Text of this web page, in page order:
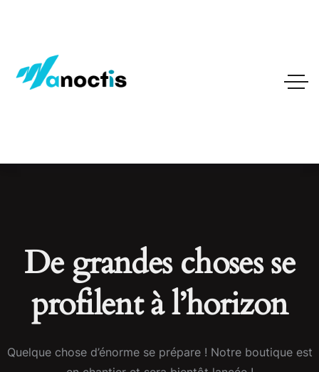
De grandes choses se
profilent à l’horizon
Quelque chose d’énorme se prépare ! Notre boutique est